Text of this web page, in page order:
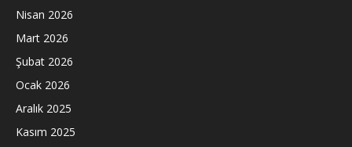
Nisan 2026
Mart 2026
Şubat 2026
Ocak 2026
Aralık 2025
Kasım 2025